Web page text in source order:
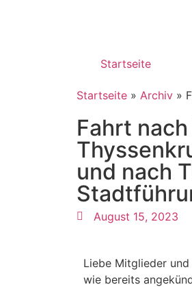
Startseite
Startseite » Archiv »
Fahrt
und nach
August 15, 2023
Liebe Mitglieder
wie bereits